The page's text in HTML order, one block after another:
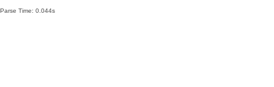
Parse Time: 0.044s